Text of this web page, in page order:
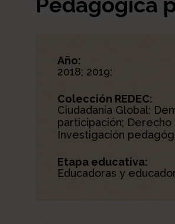
Año:
2018; 2019;
Colección REDEC:
Ciudadanía Global;
participación; Derecho
Investigación
Etapa educativa:
Educadoras y